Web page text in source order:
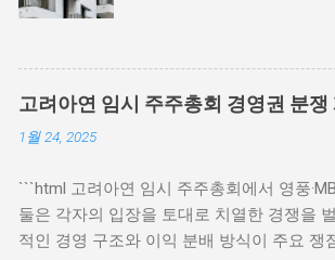
적 시설과 최상의 접근
울의 경제 중심지인 을지
로, 다양한 상업 시설과
시그니쳐타워는 특히 대
을지로 지역의 부동산 시
매각은 단순한 부동산 거
및 투자자에게 새로운 기
고려아연 임시 주주총회 경영권 분쟁
1월 24, 2025
```html 고려아연 임시 주주총회에서 영풍
둘은 각자의 입장을 토대로 치열한 경쟁을
적인 경영 구조와 이익 분배 방식이 주요 쟁